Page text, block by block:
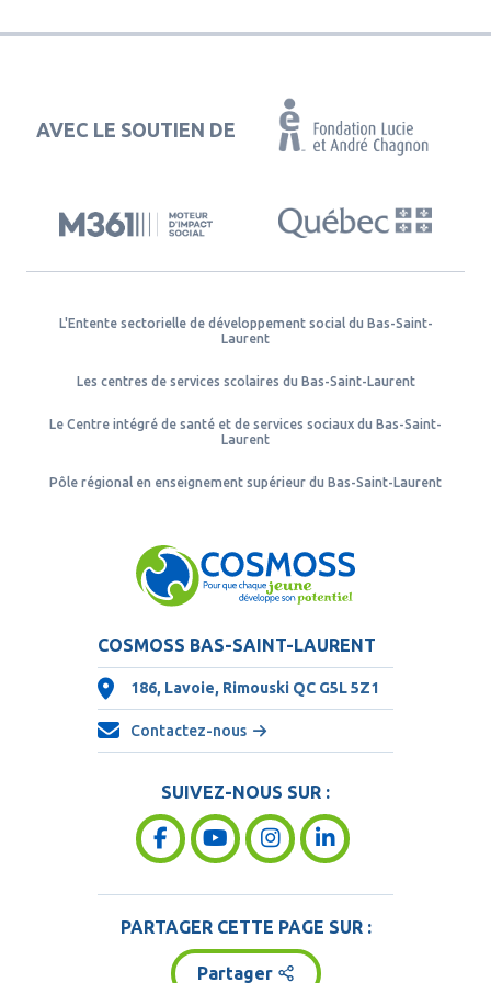
AVEC LE SOUTIEN DE
L'Entente sectorielle de développement social du Bas-Saint-
Laurent
Les centres de services scolaires du Bas-Saint-Laurent
Le Centre intégré de santé et de services sociaux du Bas-Saint-
Laurent
Pôle régional en enseignement supérieur du Bas-Saint-Laurent
COSMOSS BAS-SAINT-LAURENT
186, Lavoie, Rimouski QC G5L 5Z1
Contactez-nous
SUIVEZ-NOUS SUR :
PARTAGER CETTE PAGE SUR :
Partager